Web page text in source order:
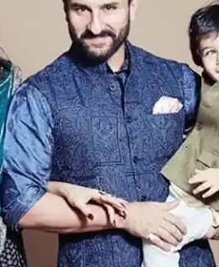
के लिए एक गुड न्यूज है। दरअसल,
को लेकर सोशल मीडिया पर
ने किया दूसरे बच्चे का
ये ऐलान करते हुए खुशी हो रही है
वहीं, खबर के सामने आते ही अब